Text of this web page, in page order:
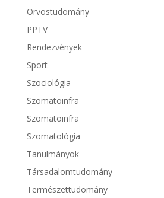
Orvostudomány
PPTV
Rendezvények
Sport
Szociológia
Szomatoinfra
Szomatoinfra
Szomatológia
Tanulmányok
Társadalomtudomány
Természettudomány